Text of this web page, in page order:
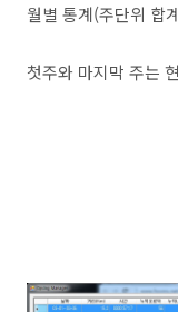
월별 통계(주단위 합
첫주와 마지막 주는